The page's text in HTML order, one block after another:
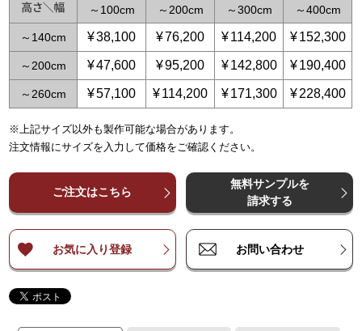
～ 100 ～ 200 ～300 ～400
～ 140 ¥38,100 ¥76,200 ¥114,200 ¥152,300
～ 200 ¥47,600 ¥95,200 ¥142,800 ¥190,400
～ 260 ¥57,100 ¥114,200 ¥171,300 ¥228,400
～65 ～ 150 ～225
¥47,600 95,200 142,800 ¥190,400 ¥
～125 ～250 ～
¥47,600 95,200 142,800 ¥ 190,400
※上記サイズ以外も製作可能な場合があります。
注文情報にサイズを入力して価格をご確認ください。
ご注文はこちら
無料サンプルを
請求する
お気に入り登録 お問い合わせ